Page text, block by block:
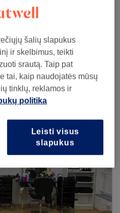
šalių slapukus
ir skelbimus, teikti
srautą. Taip pat
tai, kaip naudojatės mūsų
tinklų, reklamos ir
politika
Leisti visus
slapukus